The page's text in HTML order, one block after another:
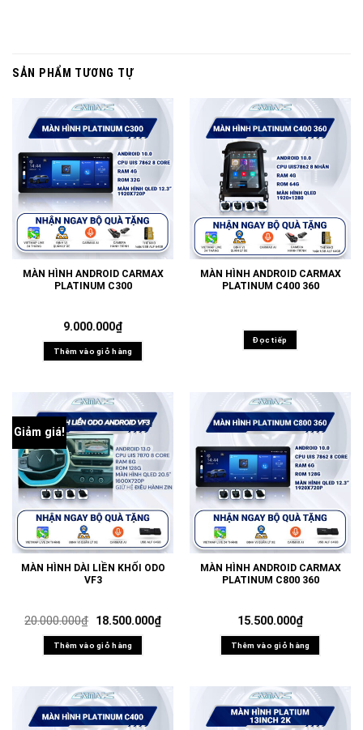
SẢN PHẨM TƯƠNG TỰ
MÀN HÌNH ANDROID CARMAX
PLATINUM C300
9.000.000₫
Thêm vào giỏ hàng
MÀN HÌNH ANDROID CARMAX
PLATINUM C400 360
Đọc tiếp
Giảm giá!
MÀN HÌNH DÀI LIỀN KHỐI ODO
VF3
20.000.000₫ Giá
là:
20.000.000₫.
18.500.000₫Giá
hiện
Thêm vào giỏ hàng
MÀN HÌNH ANDROID CARMAX
PLATINUM C800 360
15.500.000₫
Thêm vào giỏ hàng